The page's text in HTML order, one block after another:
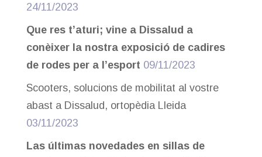
24/11/2023
Que res t’aturi; vine a Dissalud a
conèixer la nostra exposició de cadires
de rodes per a l’esport 09/11/2023
Scooters, solucions de mobilitat al vostre
abast a Dissalud, ortopèdia Lleida
03/11/2023
Las últimas novedades en sillas de